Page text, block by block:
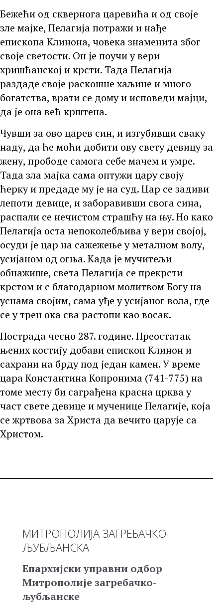
Бежећи од сквернога царевића и од своје
зле мајке, Пелагија потражи и нађе
епископа Клинона, човека знаменита због
своје светости. Он је поучи у вери
хришћанској и крсти. Тада Пелагија
раздаде своје раскошне хаљине и много
богатства, врати се дому и исповеди мајци,
да је она већ крштена.
Чувши за ово царев син, и изгубивши сваку
наду, да ће моћи добити ову свету девицу за
жену, прободе самога себе мачем и умре.
Тада зла мајка сама оптужи цару своју
ћерку и предаде му је на суд. Цар се задиви
лепоти девице, и заборавивши свога сина,
распали се нечистом страшћу на њу. Но како
Пелагија оста непоколебљива у вери својој,
осуди је цар на сажежење у металном волу,
усијаном од огња. Када је мучитељи
обнажише, света Пелагија се прекрсти
крстом и с благодарном молитвом Богу на
уснама својим, сама уђе у усијаног вола, где
се у трен ока сва растопи као восак.
Пострада чесно 287. године. Преостатак
њених костију добави епископ Клинон и
сахрани на брду под један камен. У време
цара Константина Копронима (741-775) на
томе месту би саграђена красна црква у
част свете девице и мученице Пелагије, која
се жртвова за Христа да вечито царује са
Христом.
МИТРОПОЛИЈА ЗАГРЕБАЧКО-
ЉУБЉАНСКА
Епархијски управни одбор
Митрополије загребачко-
љубљанске